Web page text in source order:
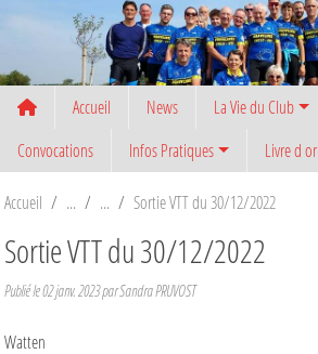
Accueil News La Vie du Club
Convocations
Infos Pratiques Livre d or
Accueil Sortie VTT du 30/12/2022
Sortie VTT du 30/12/2022
Publié le02 janv. 2023parSandra PRUVOST
Watten
Panneau de gestion des cookies